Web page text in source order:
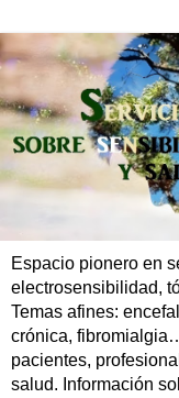
Espacio pionero en
electrosensibilidad,
Temas afines:
crónica,
pacientes,
salud. Información